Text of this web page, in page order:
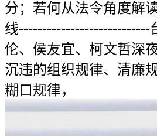
分；若何从法令角度解
线----------------------------
伦、侯友宜、柯文哲深
沉违的组织规律、清廉
糊口规律，